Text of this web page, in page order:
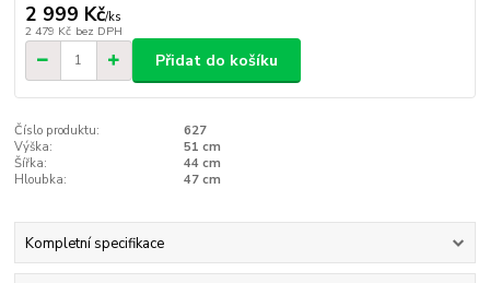
2 999 Kč/ks
2 479 Kč bez DPH
Přidat do košíku
Číslo produktu:
627
Výška:
51 cm
Šířka:
44 cm
Hloubka:
47 cm
Kompletní specifikace